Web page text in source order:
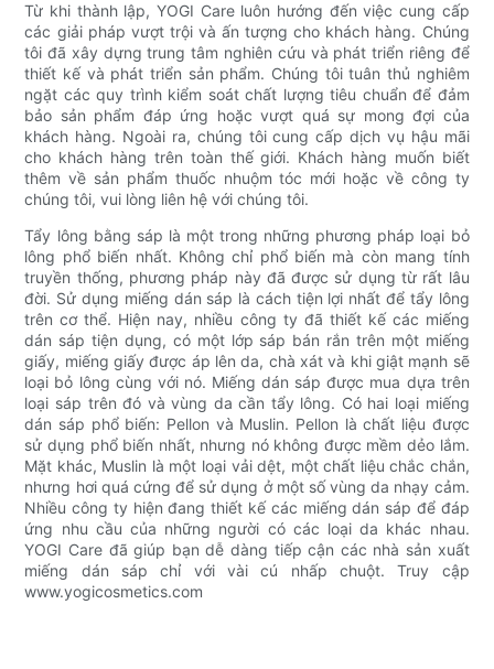
Từ khi thành lập, YOGI Care luôn hướng đến việc cung cấp
các giải pháp vượt trội và ấn tượng cho khách hàng. Chúng
tôi đã xây dựng trung tâm nghiên cứu và phát triển riêng để
thiết kế và phát triển sản phẩm. Chúng tôi tuân thủ nghiêm
ngặt các quy trình kiểm soát chất lượng tiêu chuẩn để đảm
bảo sản phẩm đáp ứng hoặc vượt quá sự mong đợi của
khách hàng. Ngoài ra, chúng tôi cung cấp dịch vụ hậu mãi
cho khách hàng trên toàn thế giới. Khách hàng muốn biết
thêm về sản phẩm thuốc nhuộm tóc mới hoặc về công ty
chúng tôi, vui lòng liên hệ với chúng tôi.
Tẩy lông bằng sáp là một trong những phương pháp loại bỏ
lông phổ biến nhất. Không chỉ phổ biến mà còn mang tính
truyền thống, phương pháp này đã được sử dụng từ rất lâu
đời. Sử dụng miếng dán sáp là cách tiện lợi nhất để tẩy lông
trên cơ thể. Hiện nay, nhiều công ty đã thiết kế các miếng
dán sáp tiện dụng, có một lớp sáp bán rắn trên một miếng
giấy, miếng giấy được áp lên da, chà xát và khi giật mạnh sẽ
loại bỏ lông cùng với nó. Miếng dán sáp được mua dựa trên
loại sáp trên đó và vùng da cần tẩy lông. Có hai loại miếng
dán sáp phổ biến: Pellon và Muslin. Pellon là chất liệu được
sử dụng phổ biến nhất, nhưng nó không được mềm dẻo lắm.
Mặt khác, Muslin là một loại vải dệt, một chất liệu chắc chắn,
nhưng hơi quá cứng để sử dụng ở một số vùng da nhạy cảm.
Nhiều công ty hiện đang thiết kế các miếng dán sáp để đáp
ứng nhu cầu của những người có các loại da khác nhau.
YOGI Care đã giúp bạn dễ dàng tiếp cận các nhà sản xuất
miếng dán sáp chỉ với vài cú nhấp chuột. Truy cập
www.yogicosmetics.com